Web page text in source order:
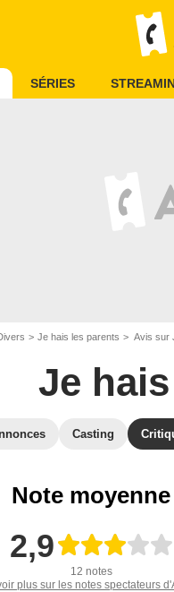
SÉRIES
Je hais les parents Avis sur
Je
Casting
Note moyenne
2,9
12 notes
plus sur les notes spectateurs